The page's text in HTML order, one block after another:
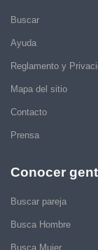
Buscar
Ayuda
Reglamento y
Mapa del sitio
Contacto
Prensa
Conocer
Buscar pareja
Busca Hombre
Busca Mujer